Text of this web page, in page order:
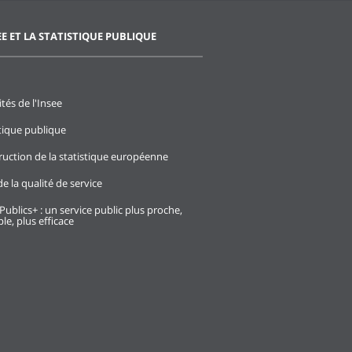
ET LA STATISTIQUE PUBLIQUE
de l'Insee
publique
de la statistique européenne
la qualité de service
: un service public plus proche,
plus efficace